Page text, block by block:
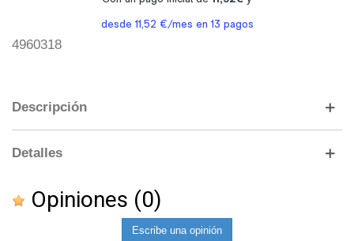
4960318
Descripción
Detalles
Opiniones (0)
Escribe una opinión